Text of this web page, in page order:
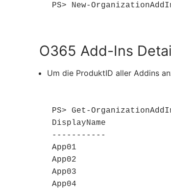
PS> New-
O365 Add-Ins
Um die ProduktID aller Addins
PS> Get-
DisplayName
-----------
App01
App02
App03
App04